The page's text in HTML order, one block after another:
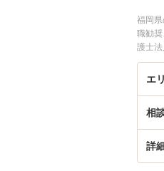
福岡
職勧
護士
ルを
市内
エ
相
詳